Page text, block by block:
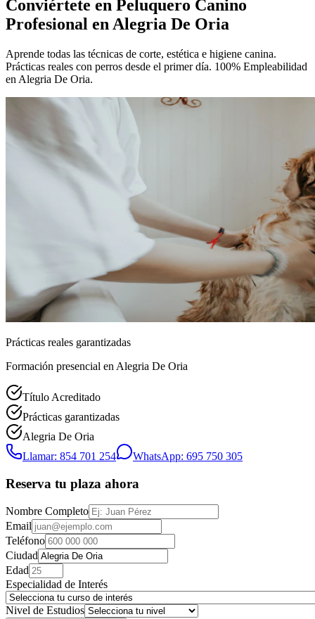
Conviértete en Peluquero Canino
Profesional en Alegria De Oria
Aprende todas las técnicas de corte, estética e higiene canina.
Prácticas reales con perros desde el primer día. 100% Empleabilidad
en Alegria De Oria.
Prácticas reales garantizadas
Formación presencial en Alegria De Oria
Título Acreditado
Prácticas garantizadas
Alegria De Oria
Llamar: 854 701 254
WhatsApp: 695 750 305
Reserva tu plaza ahora
Nombre Completo
Email
Teléfono
Ciudad
Edad
Especialidad de Interés
Nivel de Estudios